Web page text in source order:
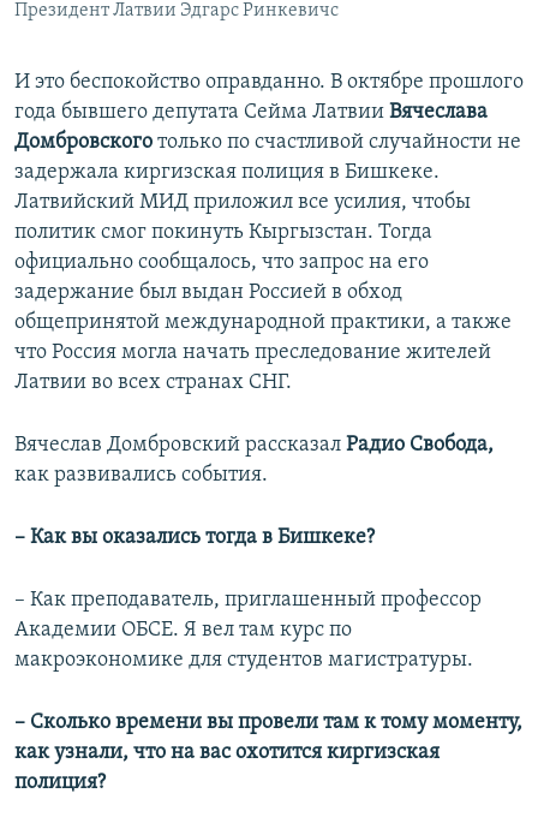
Президент Латвии Эдгарс Ринкевичс
И это беспокойство оправданно. В октябре прошлого
года бывшего депутата Сейма Латвии Вячеслава
Домбровского только по счастливой случайности не
задержала киргизская полиция в Бишкеке.
Латвийский МИД приложил все усилия, чтобы
политик смог покинуть Кыргызстан. Тогда
официально сообщалось, что запрос на его
задержание был выдан Россией в обход
общепринятой международной практики, а также
что Россия могла начать преследование жителей
Латвии во всех странах СНГ.
Вячеслав Домбровский рассказал Радио Свобода,
как развивались события.
– Как вы оказались тогда в Бишкеке?
– Как преподаватель, приглашенный профессор
Академии ОБСЕ. Я вел там курс по
макроэкономике для студентов магистратуры.
– Сколько времени вы провели там к тому моменту,
как узнали, что на вас охотится киргизская
полиция?